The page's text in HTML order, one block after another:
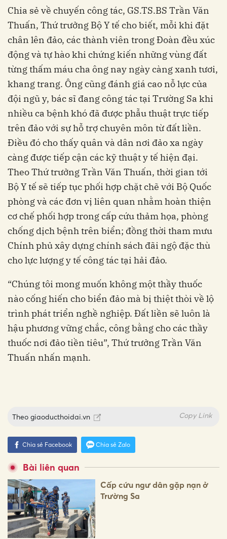
Chia sẻ về chuyến công tác, GS.TS.BS Trần Văn
Thuấn, Thứ trưởng Bộ Y tế cho biết, mỗi khi đặt
chân lên đảo, các thành viên trong Đoàn đều xúc
động và tự hào khi chứng kiến những vùng đất
từng thấm máu cha ông nay ngày càng xanh tươi,
khang trang. Ông cũng đánh giá cao nỗ lực của
đội ngũ y, bác sĩ đang công tác tại Trường Sa khi
nhiều ca bệnh khó đã được phẫu thuật trực tiếp
trên đảo với sự hỗ trợ chuyên môn từ đất liền.
Điều đó cho thấy quân và dân nơi đảo xa ngày
càng được tiếp cận các kỹ thuật y tế hiện đại.
Theo Thứ trưởng Trần Văn Thuấn, thời gian tới
Bộ Y tế sẽ tiếp tục phối hợp chặt chẽ với Bộ Quốc
phòng và các đơn vị liên quan nhằm hoàn thiện
cơ chế phối hợp trong cấp cứu thảm họa, phòng
chống dịch bệnh trên biển; đồng thời tham mưu
Chính phủ xây dựng chính sách đãi ngộ đặc thù
cho lực lượng y tế công tác tại hải đảo.
“Chúng tôi mong muốn không một thầy thuốc
nào cống hiến cho biển đảo mà bị thiệt thòi về lộ
trình phát triển nghề nghiệp. Đất liền sẽ luôn là
hậu phương vững chắc, công bằng cho các thầy
thuốc nơi đảo tiền tiêu”, Thứ trưởng Trần Văn
Thuấn nhấn mạnh.
Theo giaoducthoidai.vn Copy Link
Chia sẻ Facebook Chia sẻ Zalo
Bài liên quan
Cấp cứu ngư dân gặp nạn ở
Trường Sa